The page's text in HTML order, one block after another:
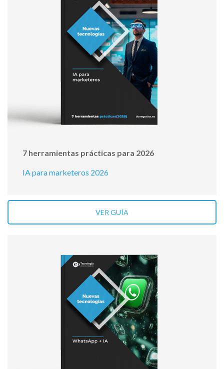
7 herramientas prácticas para 2026
IA para marketeros 2026
VER GUÍA